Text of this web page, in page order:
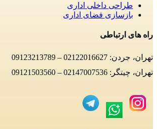
طراحی داخلی اداری
بازسازی فضای اداری
راه های ارتباطی
تهران، جردن: 02122016627 – 09123213789
تهران، چیتگر: 02147007536 – 09121503560